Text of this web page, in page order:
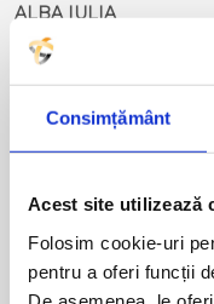
Consimțământ
Acest site utilizează
Folosim cookie-uri
pentru a oferi funcții
ALBA IULIA
ALESD
ALEXANDRIA
ARAD
BACAU
BALS-IS
BALS-OT
BARCA
BARLAD